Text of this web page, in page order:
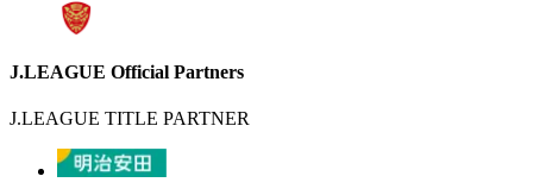
J.LEAGUE Official Partners
J.LEAGUE TITLE PARTNER